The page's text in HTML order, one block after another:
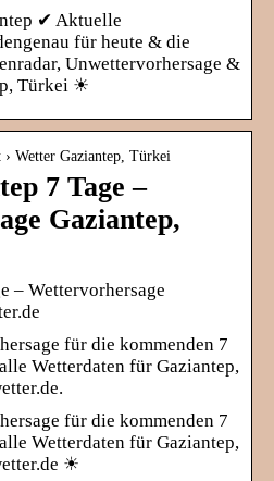
✔ Aktuelle
für heute & die
Unwettervorhersage &
Türkei ☀
Wetter Gaziantep, Türkei
7 Tage –
Gaziantep,
– Wettervorhersage
für die kommenden 7
Wetterdaten für Gaziantep,
für die kommenden 7
Wetterdaten für Gaziantep,
☀